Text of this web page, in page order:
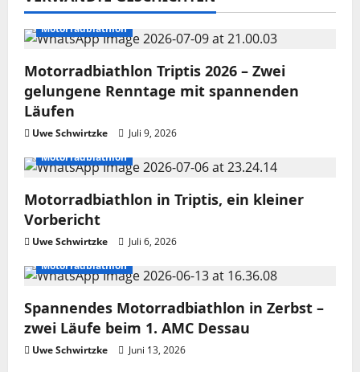
s
n
a
v
i
g
a
t
i
o
n
Motorradbiathlon
Motorradbiathlon Triptis 2026 – Zwei
gelungene Renntage mit spannenden
Läufen
Uwe Schwirtzke
Juli 9, 2026
Motorradbiathlon
Motorradbiathlon in Triptis, ein kleiner
Vorbericht
Uwe Schwirtzke
Juli 6, 2026
Motorradbiathlon
Spannendes Motorradbiathlon in Zerbst –
zwei Läufe beim 1. AMC Dessau
Uwe Schwirtzke Juni 13, 2026